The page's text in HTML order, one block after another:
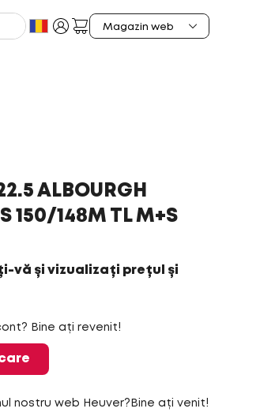
ALBOURGH
150/148M TL M+S
vă și vizualizați prețul și
Bine ați revenit!
nostru web Heuver?Bine ați venit!